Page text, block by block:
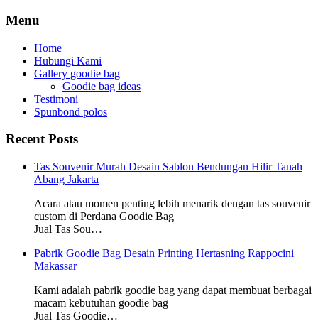
Menu
Home
Hubungi Kami
Gallery goodie bag
Goodie bag ideas
Testimoni
Spunbond polos
Recent Posts
Tas Souvenir Murah Desain Sablon Bendungan Hilir Tanah
Abang Jakarta
Acara atau momen penting lebih menarik dengan tas souvenir
custom di Perdana Goodie Bag
Jual Tas Sou…
Pabrik Goodie Bag Desain Printing Hertasning Rappocini
Makassar
Kami adalah pabrik goodie bag yang dapat membuat berbagai
macam kebutuhan goodie bag
Jual Tas Goodie…